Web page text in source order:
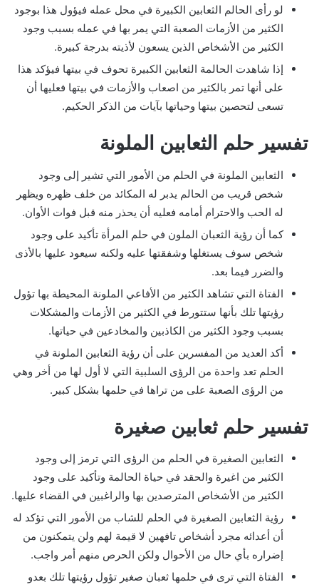
لو رأى الحالم الثعابين الكبيرة في محل عمله فيؤول هذا بوجود
الكثير من الأزمات الصعبة التي يمر بها في عمله بسبب وجود
الكثير من الأشخاص الذين يسعون لأذيته بدرجة كبيرة.
إذا شاهدت الحالمة الثعابين الكبيرة تحوف في بيتها فيؤكد هذا
على أنها تمر بالكثير من اصعاب والأزمات في بيتها فعليها أن
تسعى لتحصين بيتها وحياتها بآيات من الذكر الحكيم.
تفسير حلم الثعابين الملونة
الثعابين الملونة في الحلم من الأمور التي تشير إلى وجود
شخص قريب من الحالم يدبر له المكائد من خلف ظهره ويظهر
له الحب والاحترام أمامه فعليه أن يحذر منه قبل فوات الأوان.
كما أن رؤية الثعبان الملون في حلم المرأة تأكيد على وجود
شخص سوف يستغلها وشفقتها عليه ولكنه سيعود عليها بالأذى
والضرر فيما بعد.
الفتاة التي تشاهد الكثير من الأفاعي الملونة المحيطة بها تؤول
رؤيتها تلك بأنها ستتورط في الكثير من الأزمات والمشكلات
بسبب وجود الكثير من الكاذبين والمخادعين في حياتها.
أكد العديد من المفسرين على أن رؤية الثعابين الملونة في
الحلم تعد واحدة من الرؤى السلبية التي لا أول لها من أخر وهي
من الرؤى الصعبة على من تراها في حلمها بشكل كبير.
تفسير حلم ثعابين صغيرة
الثعابين الصغيرة في الحلم من الرؤى التي ترمز إلى وجود
الكثير من اغيرة والحقد في حياة الحالمة وتأكيد على وجود
الكثير من الأشخاص المترصدين بها والراغبين في القضاء عليها.
رؤية الثعابين الصغيرة في الحلم للشاب من الأمور التي تؤكد له
أن أعدائه مجرد أشخاص تافهين لا قيمة لهم ولن يتمكنون من
إضراره بأي حال من الأحوال ولكن الحرص منهم أمر واجب.
الفتاة التي ترى في حلمها ثعبان صغير تؤول رؤيتها تلك بعدو